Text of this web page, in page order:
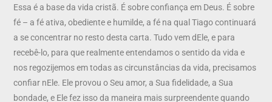
Essa é a base da vida cristã. É sobre confiança em Deus. É sobre
fé – a fé ativa, obediente e humilde, a fé na qual Tiago continuará
a se concentrar no resto desta carta. Tudo vem dEle, e para
recebê-lo, para que realmente entendamos o sentido da vida e
nos regozijemos em todas as circunstâncias da vida, precisamos
confiar nEle. Ele provou o Seu amor, a Sua fidelidade, a Sua
bondade, e Ele fez isso da maneira mais surpreendente quando